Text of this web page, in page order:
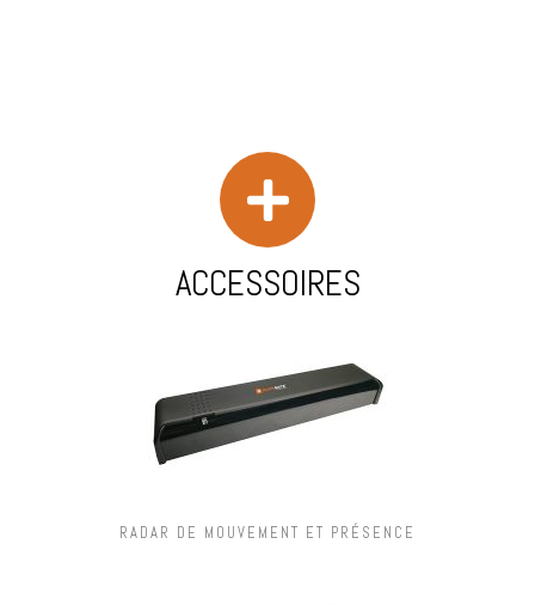
ACCESSOIRES
RADAR DE MOUVEMENT ET PRÉSENCE